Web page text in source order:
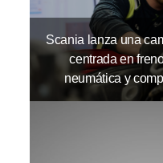
Scania lanza una
centrada en
neumática y